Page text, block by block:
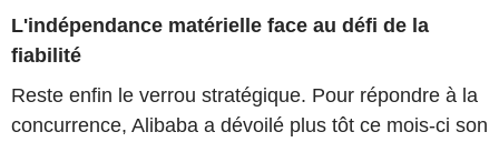
L'indépendance matérielle face au défi de la
fiabilité
Reste enfin le verrou stratégique. Pour répondre à la
concurrence, Alibaba a dévoilé plus tôt ce mois-ci son